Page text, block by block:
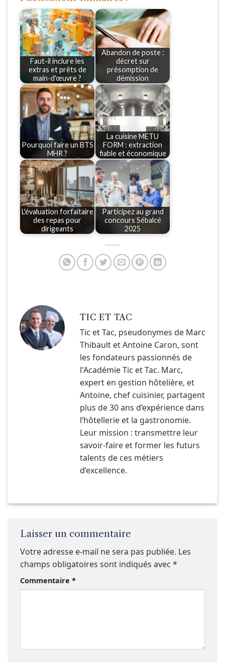
Faut-il inclure les
extras et prêts de
main-d'œuvre ?
Abandon de poste :
décret sur
présomption de
démission
Pourquoi faire un BTS
MHR ?
La cuisine METU
FORM : extraction
fiable et économique
L'évaluation forfaitaire
des repas pour
dirigeants
Participez au grand
concours Sébalcé
2025
TIC ET TAC
Tic et Tac, pseudonymes de Marc
Thibault et Antoine Caron, sont
les fondateurs passionnés de
l'Académie Tic et Tac. Marc,
expert en gestion hôtelière, et
Antoine, chef cuisinier, partagent
plus de 30 ans d’expérience dans
l’hôtellerie et la gastronomie.
Leur mission : transmettre leur
savoir-faire et former les futurs
talents de ces métiers
d’excellence.
Laisser un commentaire
Votre adresse e-mail ne sera pas publiée. Les
champs obligatoires sont indiqués avec *
Commentaire *